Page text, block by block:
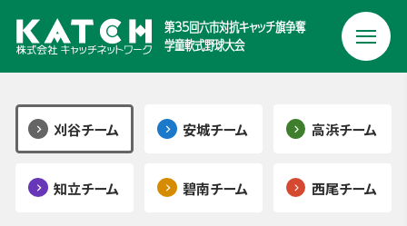
第35回六市対抗キャッチ旗争奪
学童軟式野球大会
刈谷チーム 安城チーム 高浜チーム
知立チーム 碧南チーム 西尾チーム